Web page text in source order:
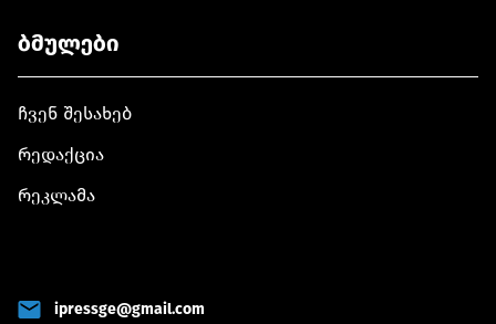
ბმულები
ჩვენ შესახებ
რედაქცია
რეკლამა
ipressge@gmail.com